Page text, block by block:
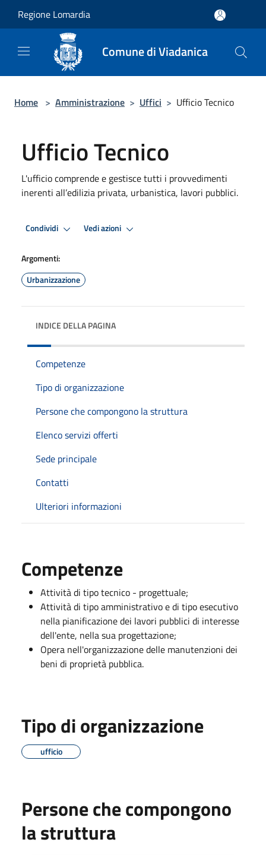
Regione Lomardia
Comune di Viadanica
Home > Amministrazione > Uffici > Ufficio Tecnico
Ufficio Tecnico
L'ufficio comprende e gestisce tutti i provvedimenti
inerenti all’edilizia privata, urbanistica, lavori pubblici.
Condividi Vedi azioni
Argomenti:
Urbanizzazione
INDICE DELLA PAGINA
Competenze
Tipo di organizzazione
Persone che compongono la struttura
Elenco servizi offerti
Sede principale
Contatti
Ulteriori informazioni
Competenze
Attività di tipo tecnico - progettuale;
Attività di tipo amministrativo e di tipo esecutivo
nella pianificazione dei lavori pubblici di interesse
dell'ente, nella sua progettazione;
Opera nell'organizzazione delle manutenzioni dei
beni di proprietà pubblica.
Tipo di organizzazione
ufficio
Persone che compongono
la struttura